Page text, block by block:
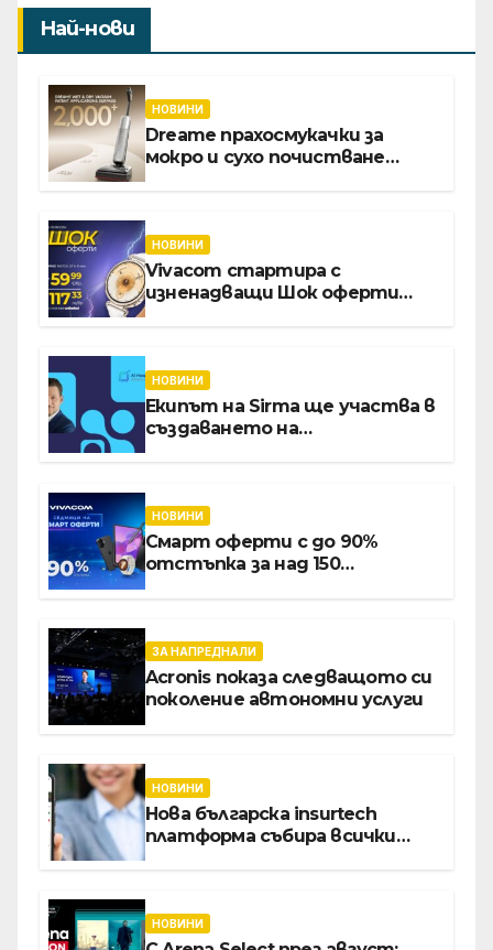
Най-нови
НОВИНИ
Dreame прахосмукачки за
мокро и сухо почистване
НОВИНИ
Vivacom стартира с
изненадващи Шок оферти
НОВИНИ
Екипът на Sirma ще участва в
създаването на
хотелиерството
НОВИНИ
Смарт оферти с до 90%
отстъпка за над 150
ЗА НАПРЕДНАЛИ
Acronis показа следващото си
поколение автономни услуги
НОВИНИ
Нова българска insurtech
платформа събира всички
НОВИНИ